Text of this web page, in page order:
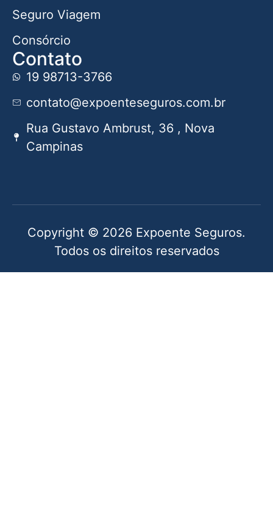
Seguro Viagem
Consórcio
Contato
19 98713-3766
contato@expoenteseguros.com.br
Rua Gustavo Ambrust, 36 , Nova
Campinas
Copyright © 2026 Expoente Seguros.
Todos os direitos reservados